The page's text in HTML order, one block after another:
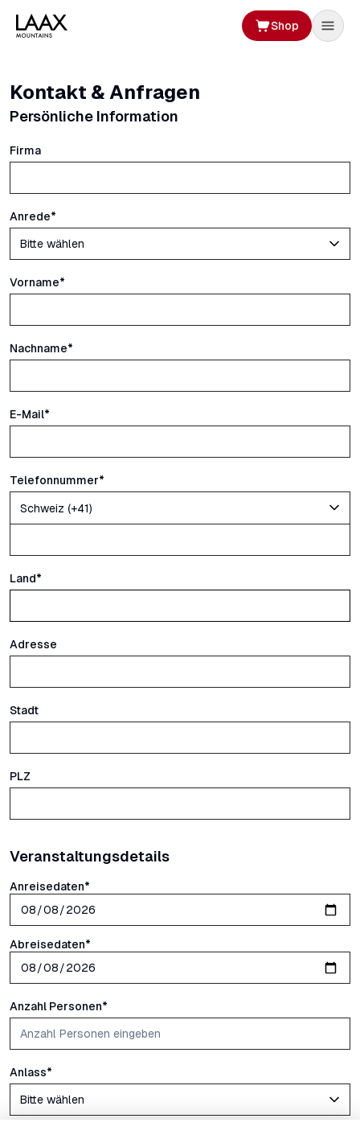
Shop
Kontakt & Anfragen
Persönliche Information
Firma
Anrede*
Vorname*
Nachname*
E-Mail*
Telefonnummer*
Land*
Adresse
Stadt
PLZ
Veranstaltungsdetails
Anreisedaten*
Abreisedaten*
Anzahl Personen*
Anlass*